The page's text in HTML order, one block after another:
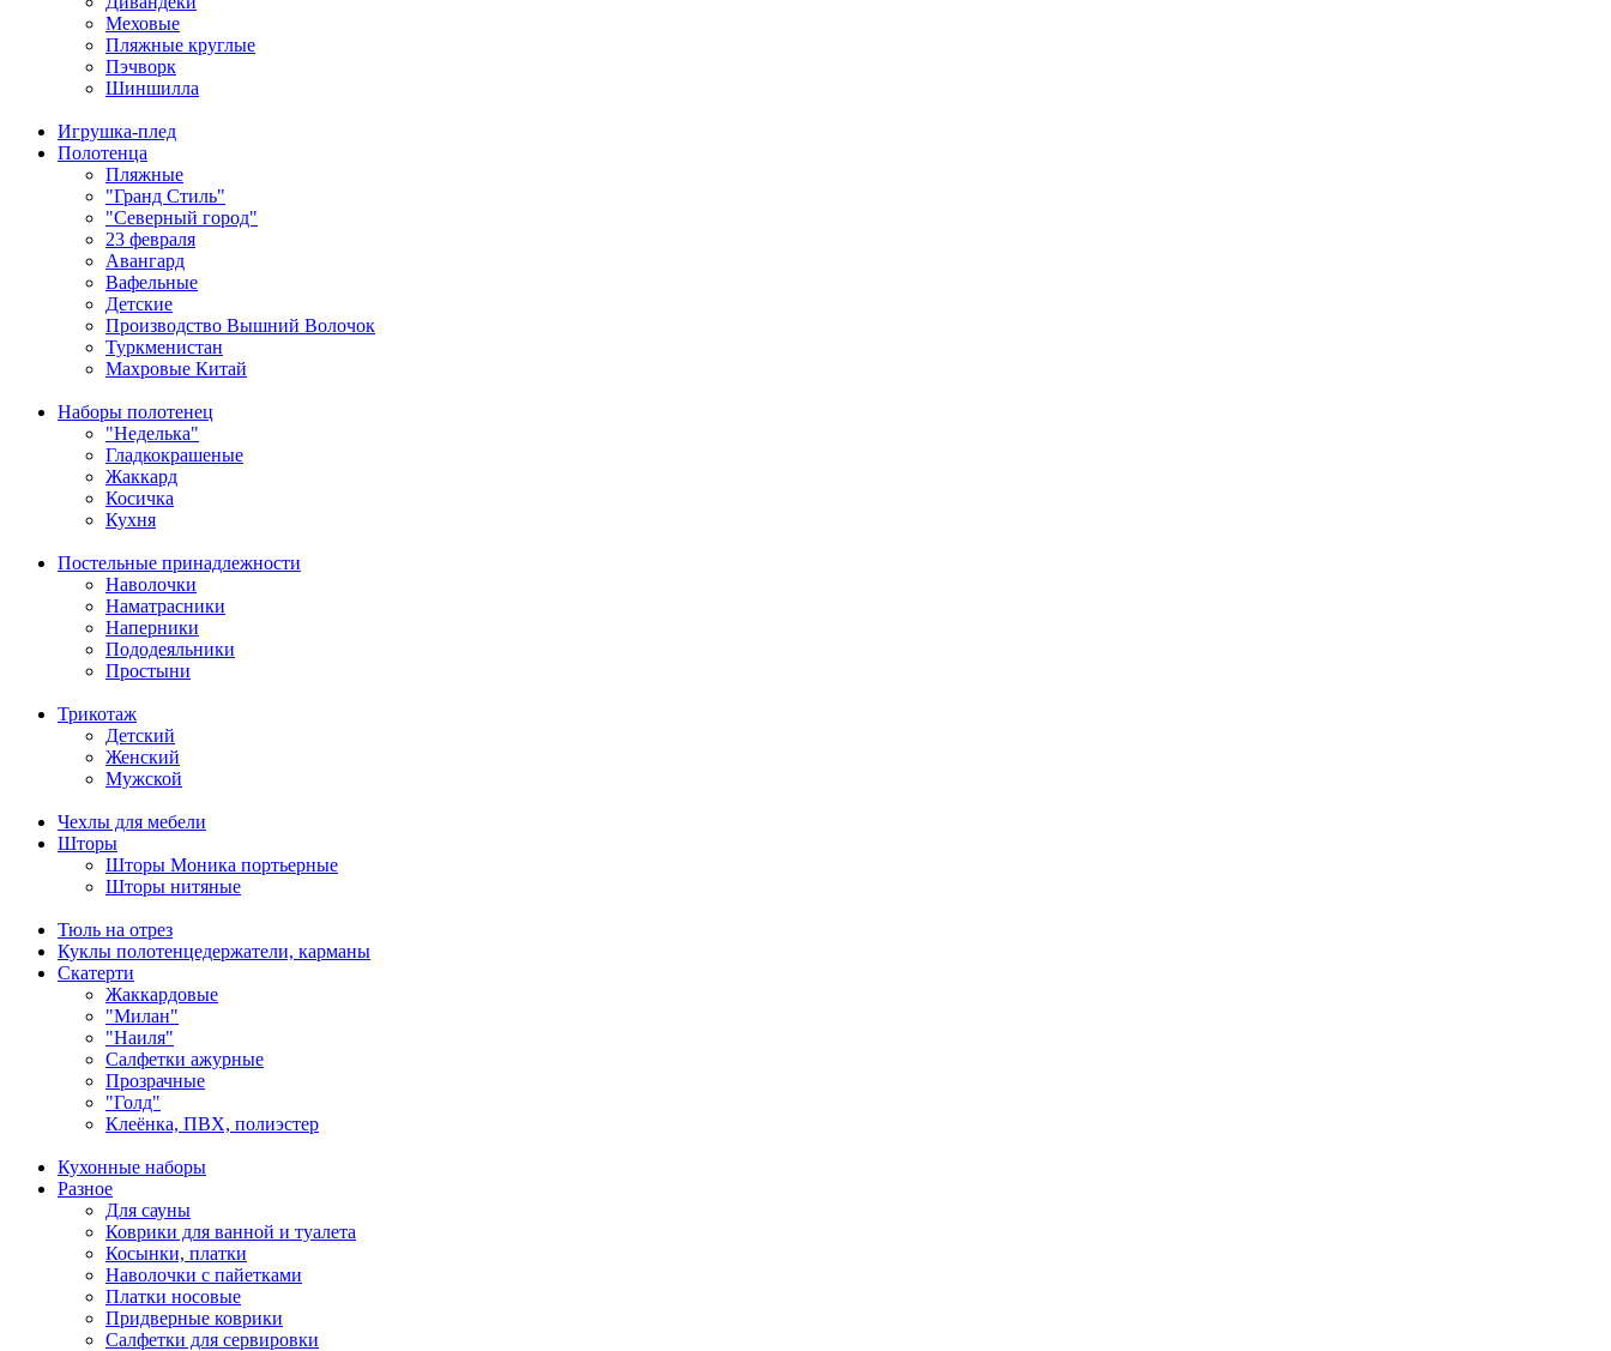
Меховые
Пляжные круглые
Пэчворк
Шиншилла
Игрушка-плед
Полотенца
Пляжные
"Гранд Стиль"
"Северный город"
23 февраля
Авангард
Вафельные
Детские
Производство Вышний Волочок
Туркменистан
Махровые Китай
Наборы полотенец
"Неделька"
Гладкокрашеные
Жаккард
Косичка
Кухня
Постельные принадлежности
Наволочки
Наматрасники
Наперники
Пододеяльники
Простыни
Трикотаж
Детский
Женский
Мужской
Чехлы для мебели
Шторы
Шторы Моника портьерные
Шторы нитяные
Тюль на отрез
Куклы полотенцедержатели, карманы
Скатерти
Жаккардовые
"Милан"
"Наиля"
Салфетки ажурные
Прозрачные
"Голд"
Клеёнка, ПВХ, полиэстер
Кухонные наборы
Разное
Для сауны
Коврики для ванной и туалета
Косынки, платки
Наволочки с пайетками
Платки носовые
Придверные коврики
Салфетки для сервировки